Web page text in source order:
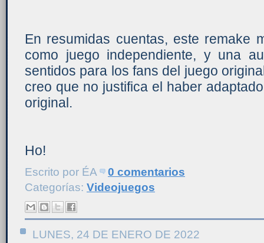
En resumidas cuentas, este remake
como juego independiente, y una
sentidos para los fans del juego
creo que no justifica el haber
original.
Ho!
Escrito por ÉA
0 comentarios
Categorías: Videojuegos
LUNES, 24 DE ENERO DE 2022